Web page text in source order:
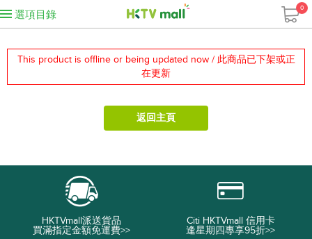
選項目錄
0
This product is offline or being updated now / 此商品已下架或正
在更新
返回主頁
HKTVmall派送貨品
買滿指定金額免運費>>
Citi HKTVmall 信用卡
逢星期四專享95折>>